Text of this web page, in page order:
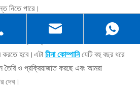
নিতে পারে।
করতে হবে।এটা চীনা কোম্পানিযেটি বহু বছর ধরে
তৈরি ও প্রক্রিয়াজাত করছে এবং আমরা
দেব।
+86-512-5258-1232